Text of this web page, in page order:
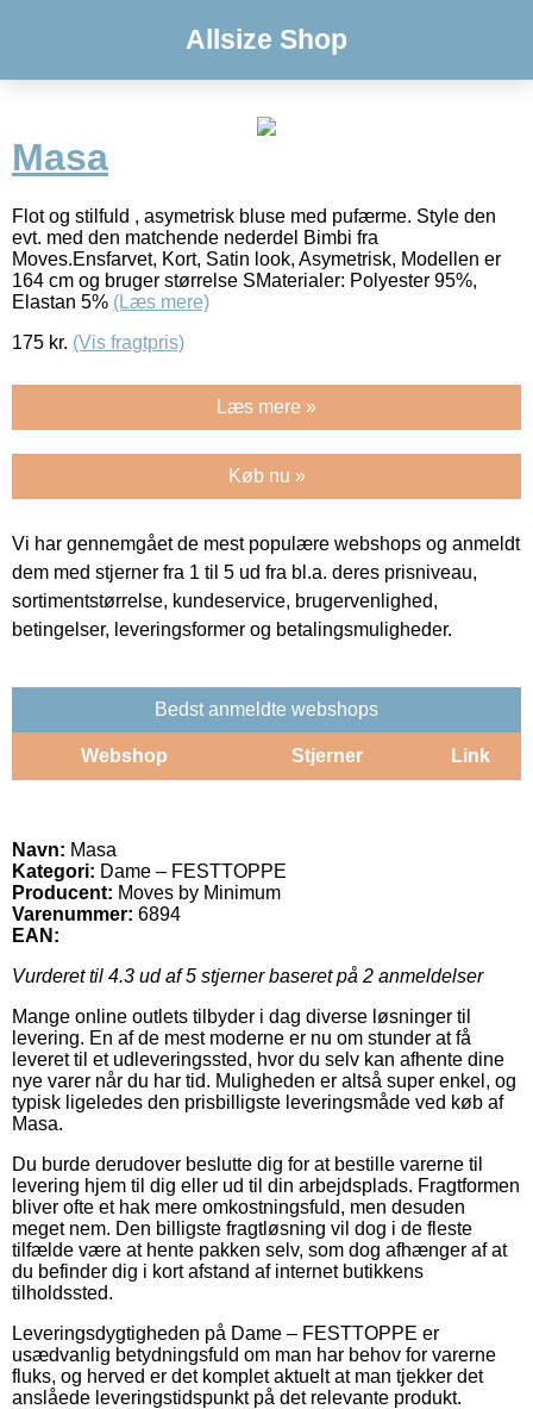
Allsize Shop
Masa
Flot og stilfuld , asymetrisk bluse med pufærme. Style den
evt. med den matchende nederdel Bimbi fra
Moves.Ensfarvet, Kort, Satin look, Asymetrisk, Modellen er
164 cm og bruger størrelse SMaterialer: Polyester 95%,
Elastan 5% (Læs mere)
175 kr. (Vis fragtpris)
Læs mere »
Køb nu »
Vi har gennemgået de mest populære webshops og anmeldt
dem med stjerner fra 1 til 5 ud fra bl.a. deres prisniveau,
sortimentstørrelse, kundeservice, brugervenlighed,
betingelser, leveringsformer og betalingsmuligheder.
Bedst anmeldte webshops
Webshop Stjerner Link
Navn: Masa
Kategori: Dame – FESTTOPPE
Producent: Moves by Minimum
Varenummer: 6894
EAN:
Vurderet til 4.3 ud af 5 stjerner baseret på 2 anmeldelser
Mange online outlets tilbyder i dag diverse løsninger til
levering. En af de mest moderne er nu om stunder at få
leveret til et udleveringssted, hvor du selv kan afhente dine
nye varer når du har tid. Muligheden er altså super enkel, og
typisk ligeledes den prisbilligste leveringsmåde ved køb af
Masa.
Du burde derudover beslutte dig for at bestille varerne til
levering hjem til dig eller ud til din arbejdsplads. Fragtformen
bliver ofte et hak mere omkostningsfuld, men desuden
meget nem. Den billigste fragtløsning vil dog i de fleste
tilfælde være at hente pakken selv, som dog afhænger af at
du befinder dig i kort afstand af internet butikkens
tilholdssted.
Leveringsdygtigheden på Dame – FESTTOPPE er
usædvanlig betydningsfuld om man har behov for varerne
fluks, og herved er det komplet aktuelt at man tjekker det
anslåede leveringstidspunkt på det relevante produkt.